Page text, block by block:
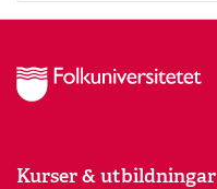
Kurser & utbildningar